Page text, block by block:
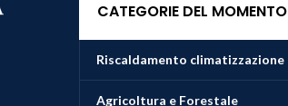
CATEGORIE DEL MOMENTO
Riscaldamento climatizzazione
Agricoltura e Forestale